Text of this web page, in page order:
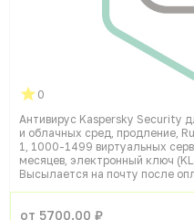
0
Антивирус Kaspersky Security
и облачных сред, продление,
1, 1000-1499 виртуальных
месяцев, электронный ключ
Высылается на почту после
от 5700.00 ₽